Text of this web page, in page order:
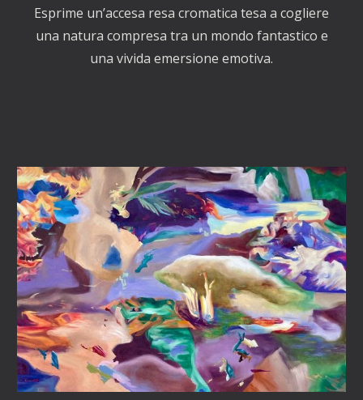
Esprime un’accesa resa cromatica tesa a cogliere
una natura compresa tra un mondo fantastico e
una vivida emersione emotiva.